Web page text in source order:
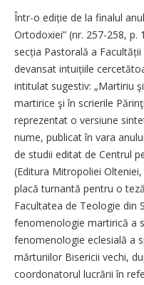
Într-o ediție de la finalul
Ortodoxiei” (nr. 257-258, p.
secția Pastorală a
devansat intuițiile
intitulat sugestiv: „Martiriu
martirice şi în scrierile
reprezentat o versiune
nume, publicat în vara
de studii editat de Centrul
(Editura Mitropoliei
placă turnantă pentru o
Facultatea de Teologie din
fenomenologie martirică a
fenomenologie eclesială a
mărturiilor Bisericii vechi,
coordonatorul lucrării în